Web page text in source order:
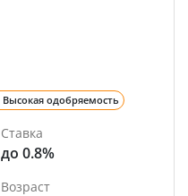
Высокая одобряемость
Ставка
до 0.8%
Возраст